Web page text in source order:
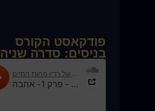
פודקאסט הקורס
בניסים: סדרה שניה